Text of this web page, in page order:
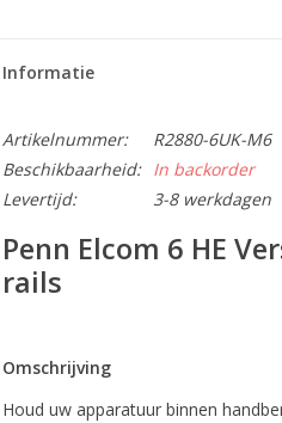
Informatie
Artikelnummer:
R2880-6UK-M6
Beschikbaarheid:
In backorder
Levertijd:
3-8 werkdagen
Penn Elcom 6 HE
rails
Omschrijving
Houd uw apparatuur binnen